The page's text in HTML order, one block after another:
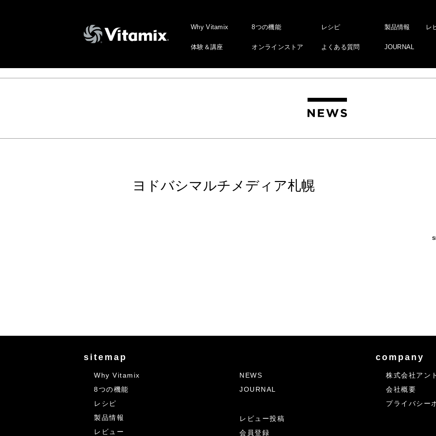
Why Vitamix
体験＆講座
8つの機能
オンラインストア
レシピ
よくある質問
製品情報
JOURNAL
レ
ヨドバシマルチメディア札幌
sitemap
Why Vitamix
8つの機能
レシピ
製品情報
レビュー
NEWS
JOURNAL
レビュー投稿
会員登録
company
株式会社アン
会社概要
プライバシー